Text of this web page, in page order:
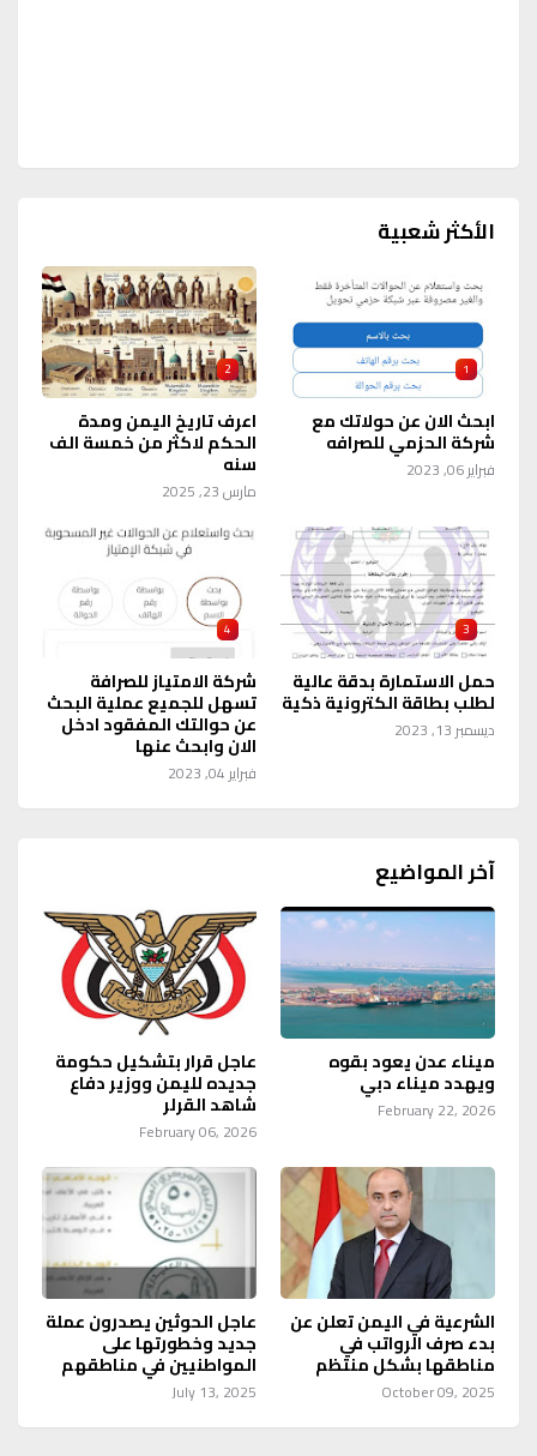
الأكثر شعبية
1
ابحث الان عن حولاتك مع
شركة الحزمي للصرافه
فبراير 06, 2023
2
اعرف تاريخ اليمن ومدة
الحكم لاكثر من خمسة الف
سنه
مارس 23, 2025
3
حمل الاستمارة بدقة عالية
لطلب بطاقة الكترونية ذكية
ديسمبر 13, 2023
4
شركة الامتياز للصرافة
تسهل للجميع عملية البحث
عن حوالتك المفقود ادخل
الان وابحث عنها
فبراير 04, 2023
آخر المواضيع
ميناء عدن يعود بقوه
ويهدد ميناء دبي
February 22, 2026
عاجل قرار بتشكيل حكومة
جديده لليمن ووزير دفاع
شاهد القرلر
February 06, 2026
الشرعية في اليمن تعلن عن
بدء صرف الرواتب في
مناطقها بشكل منتظم
October 09, 2025
عاجل الحوثين يصدرون عملة
جديد وخطورتها على
المواطنيين في مناطقهم
July 13, 2025